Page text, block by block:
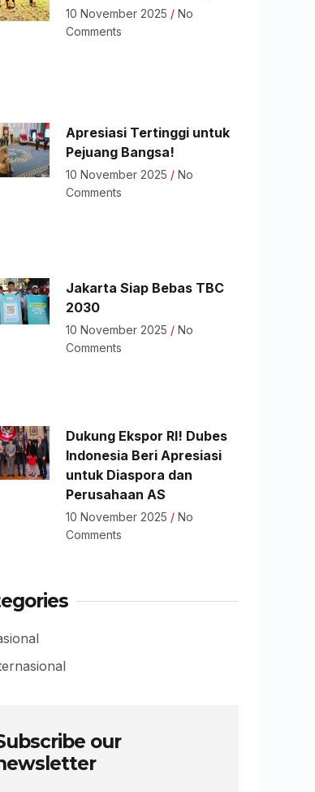
10 November 2025
No
Comments
Apresiasi Tertinggi untuk
Pejuang Bangsa!
10 November 2025
No
Comments
Jakarta Siap Bebas TBC
2030
10 November 2025
No
Comments
Dukung Ekspor RI! Dubes
Indonesia Beri Apresiasi
untuk Diaspora dan
Perusahaan AS
10 November 2025
No
Comments
our